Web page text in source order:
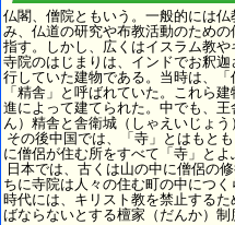
仏閣、僧院ともいう。一般的には
み、仏道の研究や布教活動のため
指す。しかし、広くはイスラム教や
寺院のはじまりは、インドでお釈
行していた建物である。当時は、
「精舎」と呼ばれていた。これら
進によって建てられた。中でも、
ん）精舎と舎衛城（しゃえいじょう
その後中国では、「寺」とはもと
に僧侶が住む所をすべて「寺」とよ
日本では、古くは山の中に僧侶の
ちに寺院は人々の住む町の中につ
時代には、キリスト教を禁止する
ばならないとする檀家（だんか）制